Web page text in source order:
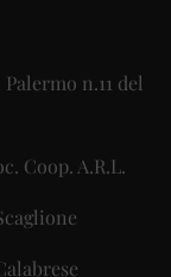
n.11 del
Coop. A.R.L.